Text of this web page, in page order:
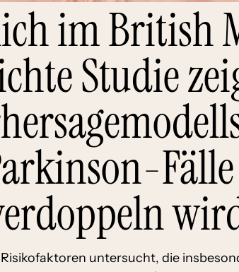
im British
Studie
untersucht, die